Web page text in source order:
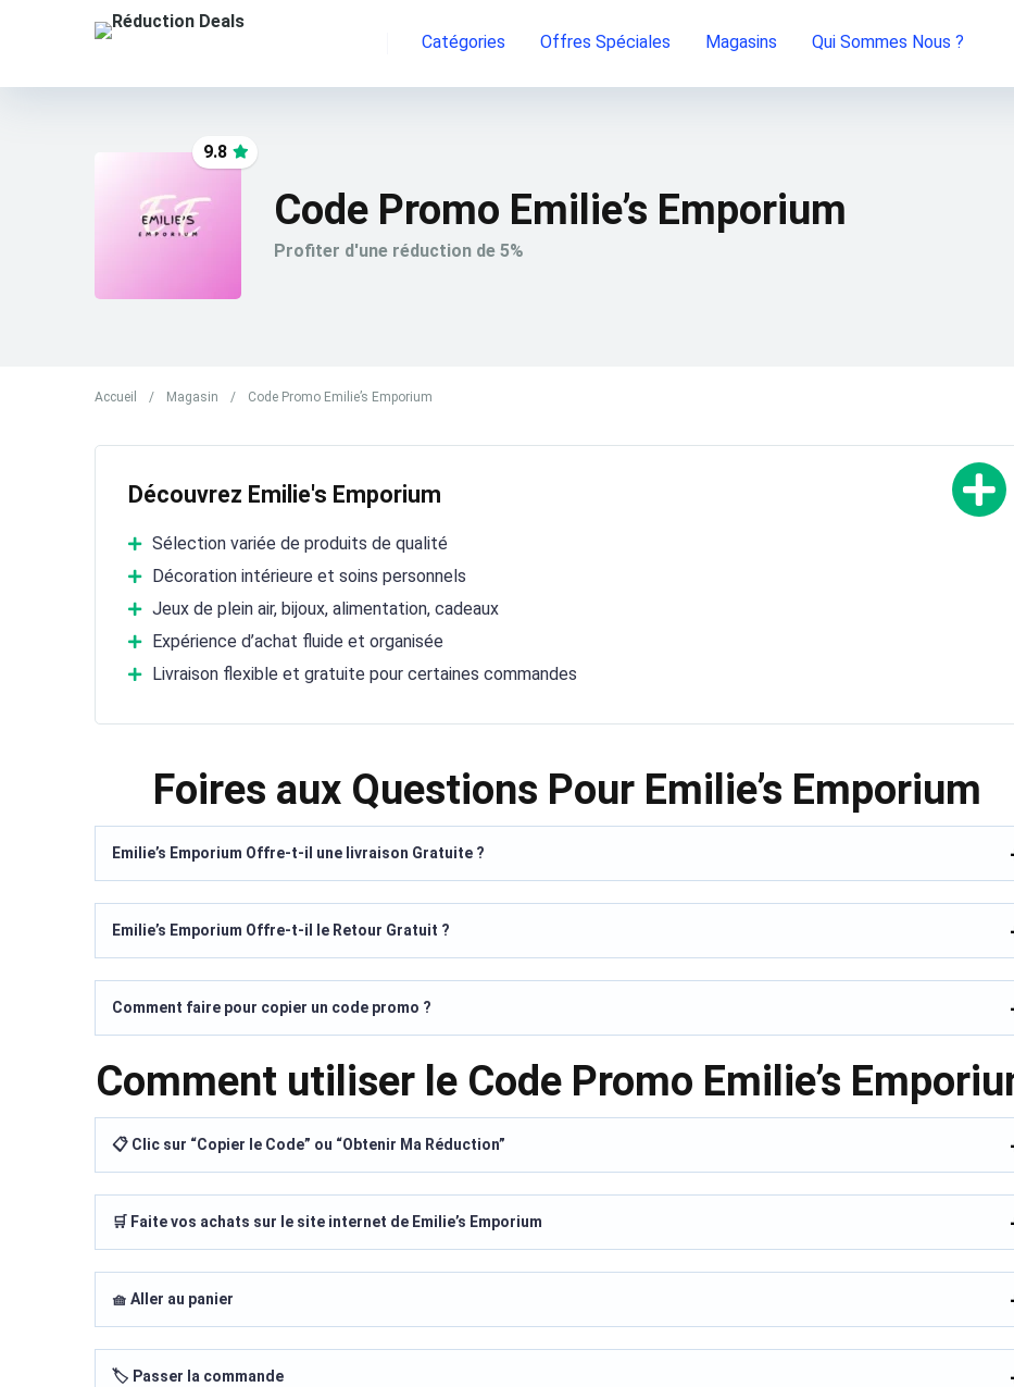
Catégories Offres Spéciales Magasins Qui Sommes Nous ?
9.8
Code Promo Emilie’s Emporium
Profiter d'une réduction de 5%
Accueil / Magasin / Code Promo Emilie’s Emporium
Découvrez Emilie's Emporium
Sélection variée de produits de qualité
Décoration intérieure et soins personnels
Jeux de plein air, bijoux, alimentation, cadeaux
Expérience d’achat fluide et organisée
Livraison flexible et gratuite pour certaines commandes
Foires aux Questions Pour Emilie’s Emporium
Emilie’s Emporium Offre-t-il une livraison Gratuite ?
Emilie’s Emporium Offre-t-il le Retour Gratuit ?
Comment faire pour copier un code promo ?
Comment utiliser le Code Promo Emilie’s
📋 Clic sur “Copier le Code” ou “Obtenir Ma Réduction”
🛒 Faite vos achats sur le site internet de Emilie’s Emporium
🧺 Aller au panier
🏷️ Passer la commande